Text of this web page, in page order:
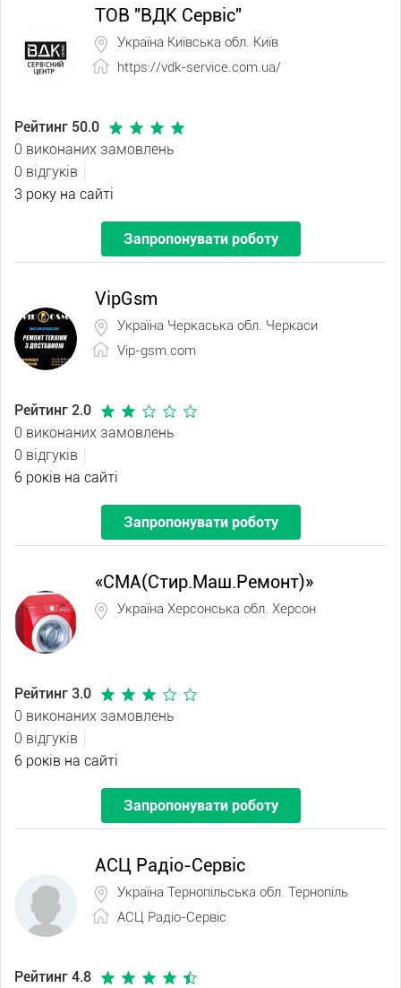
ТОВ "ВДК Сервіс"
Україна Київська обл. Київ
https://vdk-service.com.ua/
Рейтинг 50.0
0 виконаних замовлень
0 відгуків
3 року на сайті
Запропонувати роботу
VipGsm
Україна Черкаська обл. Черкаси
Vip-gsm.com
Рейтинг 2.0
0 виконаних замовлень
0 відгуків
6 років на сайті
Запропонувати роботу
«СМА(Стир.Маш.Ремонт)»
Україна Херсонська обл. Херсон
Рейтинг 3.0
0 виконаних замовлень
0 відгуків
6 років на сайті
Запропонувати роботу
АСЦ Радіо-Сервіс
Україна Тернопільська обл. Тернопіль
АСЦ Радіо-Сервіс
Рейтинг 4.8